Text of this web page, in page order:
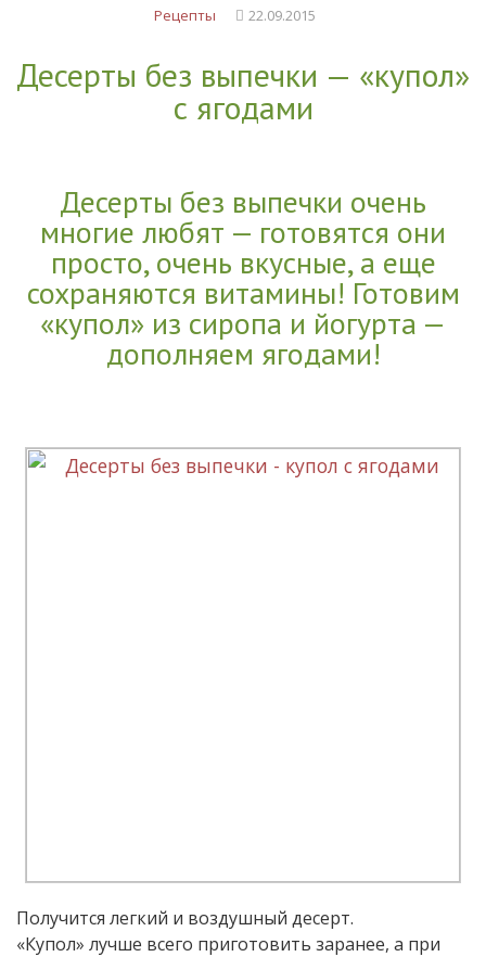
Рецепты 22.09.2015
Десерты без выпечки — «купол»
с ягодами
Десерты без выпечки очень
многие любят — готовятся они
просто, очень вкусные, а еще
сохраняются витамины! Готовим
«купол» из сиропа и йогурта —
дополняем ягодами!
Получится легкий и воздушный десерт.
«Купол» лучше всего приготовить заранее, а при